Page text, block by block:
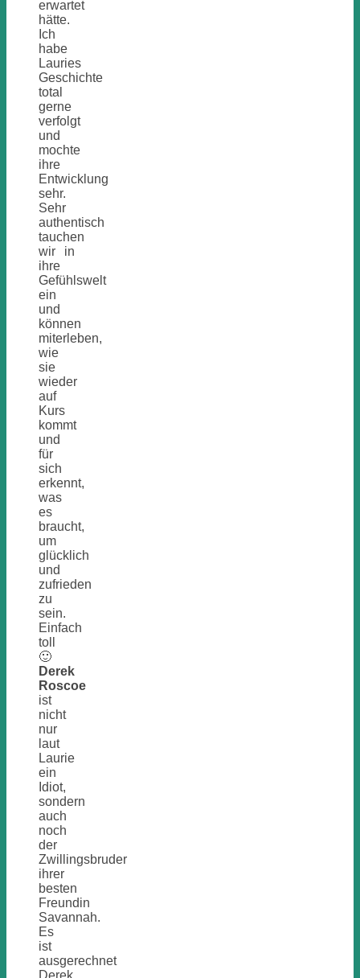
erwartet
hätte.
Ich
habe
Lauries
Geschichte
total
gerne
verfolgt
und
mochte
ihre
Entwicklung
sehr.
Sehr
authentisch
tauchen
wir in
ihre
Gefühlswelt
ein
und
können
miterleben,
wie
sie
wieder
auf
Kurs
kommt
und
für
sich
erkennt,
was
es
braucht,
um
glücklich
und
zufrieden
zu
sein.
Einfach
toll
🙂
Derek
Roscoe
ist
nicht
nur
laut
Laurie
ein
Idiot,
sondern
auch
noch
der
Zwillingsbruder
ihrer
besten
Freundin
Savannah.
Es
ist
ausgerechnet
Derek,